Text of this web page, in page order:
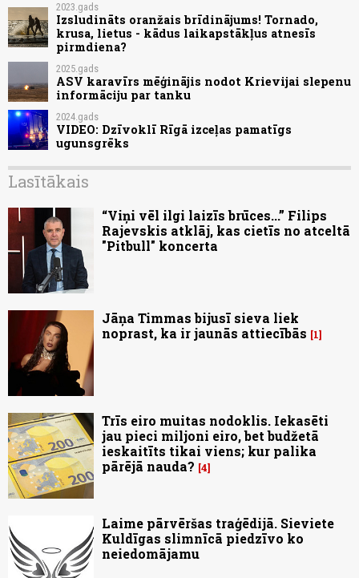
2023.gads
Izsludināts oranžais brīdinājums! Tornado,
krusa, lietus - kādus laikapstākļus atnesīs
pirmdiena?
2025.gads
ASV karavīrs mēģinājis nodot Krievijai slepenu
informāciju par tanku
2024.gads
VIDEO: Dzīvoklī Rīgā izceļas pamatīgs
ugunsgrēks
Lasītākais
“Viņi vēl ilgi laizīs brūces...” Filips
Rajevskis atklāj, kas cietīs no atceltā
"Pitbull" koncerta
Jāņa Timmas bijusī sieva liek
noprast, ka ir jaunās attiecībās
1
Trīs eiro muitas nodoklis. Iekasēti
jau pieci miljoni eiro, bet budžetā
ieskaitīts tikai viens; kur palika
pārējā nauda? 4
Laime pārvēršas traģēdijā. Sieviete
Kuldīgas slimnīcā piedzīvo ko
neiedomājamu